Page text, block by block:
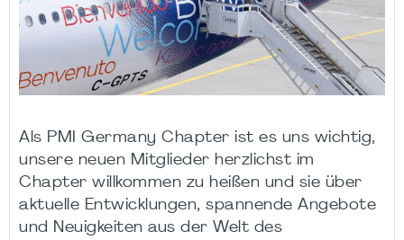
Als PMI Germany Chapter ist es uns wichtig,
unsere neuen Mitglieder herzlichst im
Chapter willkommen zu heißen und sie über
aktuelle Entwicklungen, spannende Angebote
und Neuigkeiten aus der Welt des